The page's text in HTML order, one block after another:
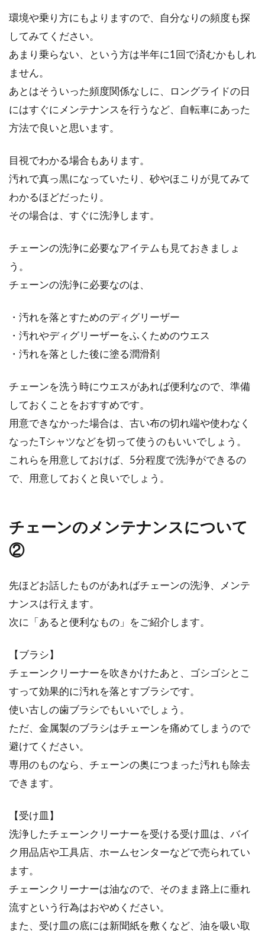
環境や乗り方にもよりますので、自分なりの頻度も探
してみてください。
あまり乗らない、という方は半年に1回で済むかもしれ
ません。
あとはそういった頻度関係なしに、ロングライドの日
にはすぐにメンテナンスを行うなど、自転車にあった
方法で良いと思います。
目視でわかる場合もあります。
汚れで真っ黒になっていたり、砂やほこりが見てみて
わかるほどだったり。
その場合は、すぐに洗浄します。
チェーンの洗浄に必要なアイテムも見ておきましょ
う。
チェーンの洗浄に必要なのは、
・汚れを落とすためのディグリーザー
・汚れやディグリーザーをふくためのウエス
・汚れを落とした後に塗る潤滑剤
チェーンを洗う時にウエスがあれば便利なので、準備
しておくことをおすすめです。
用意できなかった場合は、古い布の切れ端や使わなく
なったTシャツなどを切って使うのもいいでしょう。
これらを用意しておけば、5分程度で洗浄ができるの
で、用意しておくと良いでしょう。
チェーンのメンテナンスについて
②
先ほどお話したものがあればチェーンの洗浄、メンテ
ナンスは行えます。
次に「あると便利なもの」をご紹介します。
【ブラシ】
チェーンクリーナーを吹きかけたあと、ゴシゴシとこ
すって効果的に汚れを落とすブラシです。
使い古しの歯ブラシでもいいでしょう。
ただ、金属製のブラシはチェーンを痛めてしまうので
避けてください。
専用のものなら、チェーンの奥につまった汚れも除去
できます。
【受け皿】
洗浄したチェーンクリーナーを受ける受け皿は、バイ
ク用品店や工具店、ホームセンターなどで売られてい
ます。
チェーンクリーナーは油なので、そのまま路上に垂れ
流すという行為はおやめください。
また、受け皿の底には新聞紙を敷くなど、油を吸い取